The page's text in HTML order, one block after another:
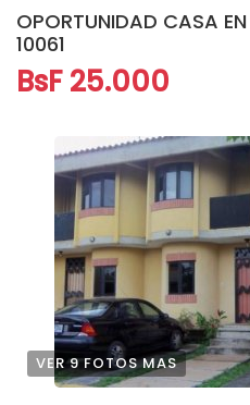
OPORTUNIDAD CASA
10061
BsF 25.000
VER 9 FOTOS MAS